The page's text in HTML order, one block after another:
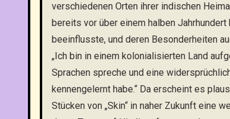
verschiedenen Orten ihrer indischen
bereits vor über einem halben
beeinflusste, und deren Besonderheiten
„Ich bin in einem kolonialisierten Land
Sprachen spreche und eine
kennengelernt habe.“ Da erscheint es
Stücken von „Skin“ in naher Zukunft eine